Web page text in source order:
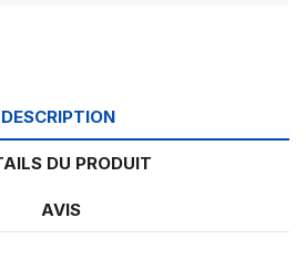
DESCRIPTION
DU PRODUIT
AVIS